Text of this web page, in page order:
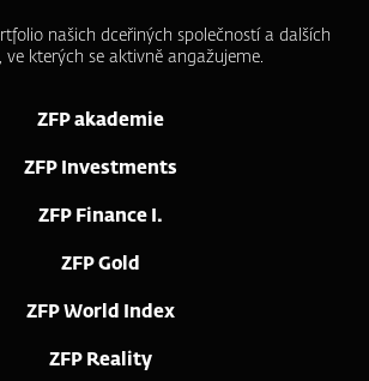
našich dceřiných společností a dalších
ve kterých se aktivně angažujeme.
ZFP akademie
ZFP Investments
ZFP Finance I.
ZFP Gold
ZFP World Index
ZFP Reality